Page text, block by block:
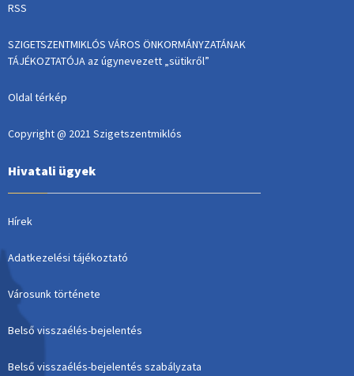
RSS
SZIGETSZENTMIKLÓS VÁROS ÖNKORMÁNYZATÁNAK
TÁJÉKOZTATÓJA az úgynevezett „sütikről”
Oldal térkép
Copyright @ 2021 Szigetszentmiklós
Hivatali ügyek
Hírek
Adatkezelési tájékoztató
Városunk története
Belső visszaélés-bejelentés
Belső visszaélés-bejelentés szabályzata